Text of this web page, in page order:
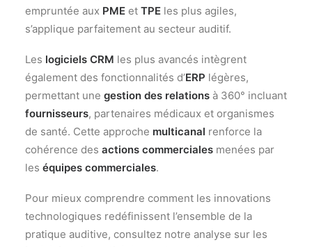
empruntée aux PME et TPE les plus agiles,
s’applique parfaitement au secteur auditif.
Les logiciels CRM les plus avancés intègrent
également des fonctionnalités d’ERP légères,
permettant une gestion des relations à 360° incluant
fournisseurs, partenaires médicaux et organismes
de santé. Cette approche multicanal renforce la
cohérence des actions commerciales menées par
les équipes commerciales.
Pour mieux comprendre comment les innovations
technologiques redéfinissent l’ensemble de la
pratique auditive, consultez notre analyse sur les